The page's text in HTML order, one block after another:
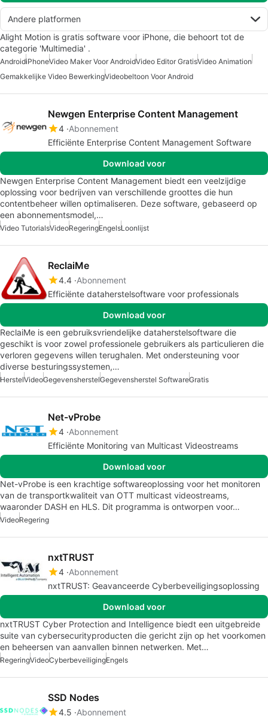
Andere platformen
Alight Motion is gratis software voor iPhone, die behoort tot de
categorie 'Multimedia' .
AndroidiPhoneVideo Maker Voor AndroidVideo Editor GratisVideo Animation
Gemakkelijke Video BewerkingVideobeltoon Voor Android
Newgen Enterprise Content Management
4 Abonnement
Efficiënte Enterprise Content Management Software
Download voor
Newgen Enterprise Content Management biedt een veelzijdige
oplossing voor bedrijven van verschillende groottes die hun
contentbeheer willen optimaliseren. Deze software, gebaseerd op
een abonnementsmodel,…
Video TutorialsVideoRegeringEngelsLoonlijst
ReclaiMe
4.4 Abonnement
Efficiënte dataherstelsoftware voor professionals
Download voor
ReclaiMe is een gebruiksvriendelijke dataherstelsoftware die
geschikt is voor zowel professionele gebruikers als particulieren die
verloren gegevens willen terughalen. Met ondersteuning voor
diverse besturingssystemen,…
HerstelVideoGegevensherstelGegevensherstel SoftwareGratis
Net-vProbe
4 Abonnement
Efficiënte Monitoring van Multicast Videostreams
Download voor
Net-vProbe is een krachtige softwareoplossing voor het monitoren
van de transportkwaliteit van OTT multicast videostreams,
waaronder DASH en HLS. Dit programma is ontworpen voor…
VideoRegering
nxtTRUST
4 Abonnement
nxtTRUST: Geavanceerde Cyberbeveiligingsoplossing
Download voor
nxtTRUST Cyber Protection and Intelligence biedt een uitgebreide
suite van cybersecurityproducten die gericht zijn op het voorkomen
en beheersen van aanvallen binnen netwerken. Met…
RegeringVideoCyberbeveiligingEngels
SSD Nodes
4.5 Abonnement